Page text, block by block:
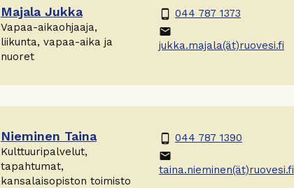
Majala Jukka
Vapaa-aikaohjaaja,
liikunta, vapaa-aika ja
nuoret
phone_android 044 787 1373
email
jukka.majala(ät)ruovesi.fi
Nieminen Taina
Kulttuuripalvelut,
tapahtumat,
kansalaisopiston toimisto
phone_android 044 787 1390
email
taina.nieminen(ät)ruovesi.fi